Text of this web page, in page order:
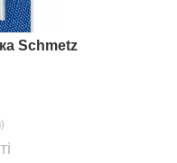
Schmetz